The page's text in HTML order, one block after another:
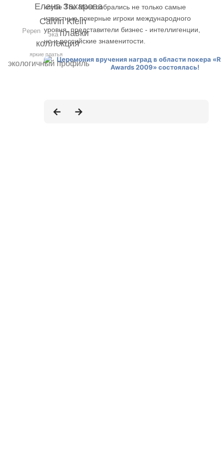
Елена Захарова
Calvin Klein
плавки
коллекция
экологичный профиль
эка
Pepen
яркие платья
клубе The Most собрались не только самые
известные покерные игроки международного
уровня, представители бизнес - интеллигенции,
но и российские знаменитости.